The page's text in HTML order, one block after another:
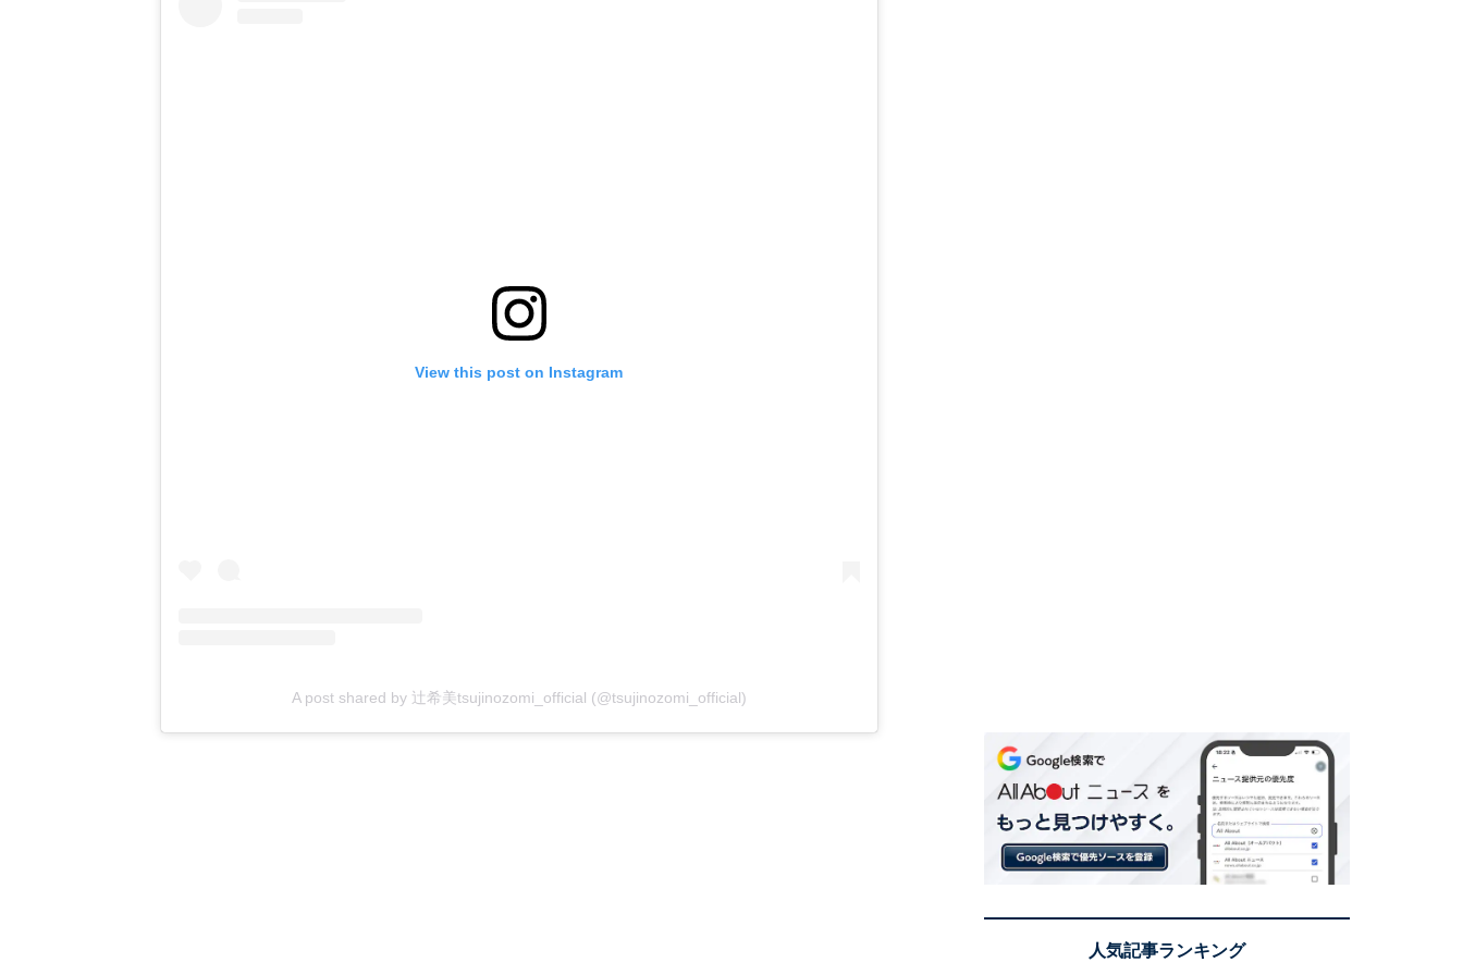
View this post on Instagram
A post shared by 辻希美tsujinozomi_official (@tsujinozomi_official)